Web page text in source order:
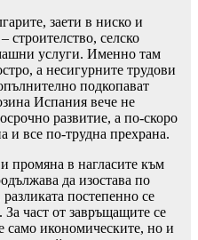
заети в ниско и
строителство, селско
услуги. Именно там
а несигурните трудови
подкопават
Испания вече не
развитие, а по-скоро
и все по-трудна прехрана.
промяна в нагласите към
да изостава по
постепенно се
част от завръщащите се
само икономическите, но и